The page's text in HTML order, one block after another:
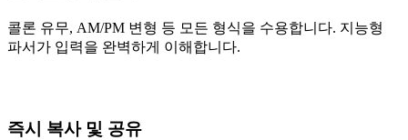
콜론 유무, AM/PM 변형 등 모든 형식을 수용합니다. 지능형
파서가 입력을 완벽하게 이해합니다.
즉시 복사 및 공유